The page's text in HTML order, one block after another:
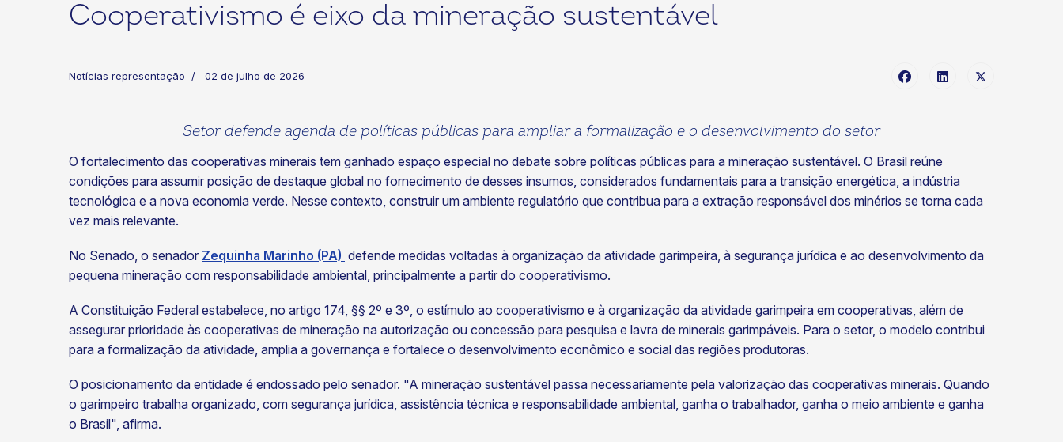
Cooperativismo é eixo da mineração sustentável
Notícias representação 02 de julho de 2026
Setor defende agenda de políticas públicas para ampliar a formalização e o desenvolvimento do setor
O fortalecimento das cooperativas minerais tem ganhado espaço especial no debate sobre políticas públicas para a mineração sustentável. O Brasil reúne
condições para assumir posição de destaque global no fornecimento de desses insumos, considerados fundamentais para a transição energética, a indústria
tecnológica e a nova economia verde. Nesse contexto, construir um ambiente regulatório que contribua para a extração responsável dos minérios se torna cada
vez mais relevante.
No Senado, o senador Zequinha Marinho (PA) defende medidas voltadas à organização da atividade garimpeira, à segurança jurídica e ao desenvolvimento da
pequena mineração com responsabilidade ambiental, principalmente a partir do cooperativismo.
A Constituição Federal estabelece, no artigo 174, §§ 2º e 3º, o estímulo ao cooperativismo e à organização da atividade garimpeira em cooperativas, além de
assegurar prioridade às cooperativas de mineração na autorização ou concessão para pesquisa e lavra de minerais garimpáveis. Para o setor, o modelo contribui
para a formalização da atividade, amplia a governança e fortalece o desenvolvimento econômico e social das regiões produtoras.
O posicionamento da entidade é endossado pelo senador. "A mineração sustentável passa necessariamente pela valorização das cooperativas minerais. Quando
o garimpeiro trabalha organizado, com segurança jurídica, assistência técnica e responsabilidade ambiental, ganha o trabalhador, ganha o meio ambiente e ganha
o Brasil", afirma.